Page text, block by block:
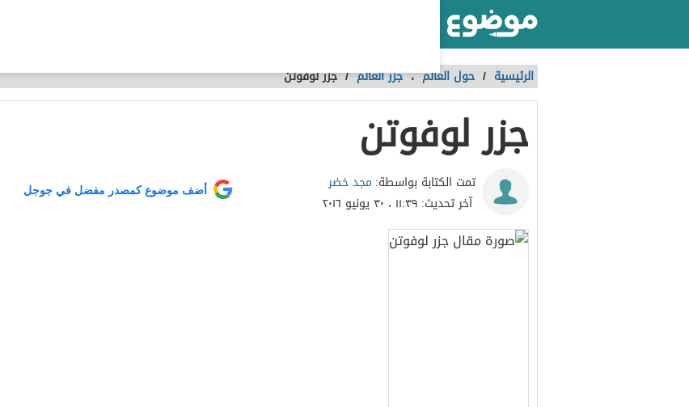
الرئيسية / حول العالم،جزر العالم /جزر لوفوتن
جزر لوفوتن
تمت الكتابة بواسطة: مجد خضر
آخر تحديث: ١١:٣٩ ، ٣٠ يونيو ٢٠١٦
أضف موضوع كمصدر مفضل في جوجل